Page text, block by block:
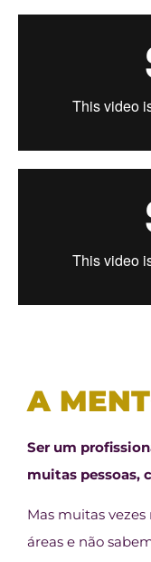
A
Ser um
muitas pessoas,
Mas muitas
áreas e não